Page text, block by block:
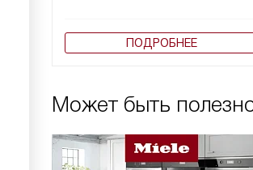
ПОДРОБНЕЕ
Может быть